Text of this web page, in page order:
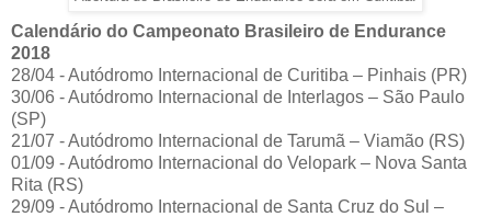
Calendário do Campeonato Brasileiro de Endurance
2018
28/04 - Autódromo Internacional de Curitiba – Pinhais (PR)
30/06 - Autódromo Internacional de Interlagos – São Paulo
(SP)
21/07 - Autódromo Internacional de Tarumã – Viamão (RS)
01/09 - Autódromo Internacional do Velopark – Nova Santa
Rita (RS)
29/09 - Autódromo Internacional de Santa Cruz do Sul –